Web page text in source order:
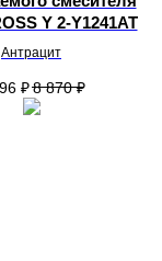
Y 2-Y1241AT
Антрацит
₽8 870 ₽